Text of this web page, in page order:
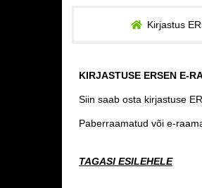
Kirjastus
KIRJASTUSE ERSEN E-
Siin saab osta kirjastuse
Paberraamatud või e-
TAGASI ESILEHELE